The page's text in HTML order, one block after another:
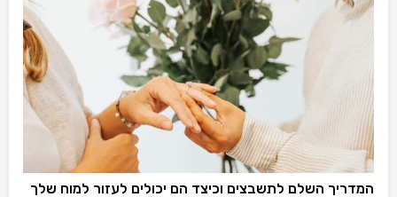
המדריך השלם לתשבצים וכיצד הם יכולים לעזור למוח שלך